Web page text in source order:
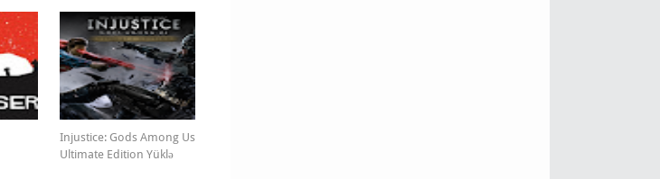
Injustice: Gods Among Us
Ultimate Edition Yüklə